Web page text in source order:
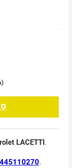
LACETTI.
.